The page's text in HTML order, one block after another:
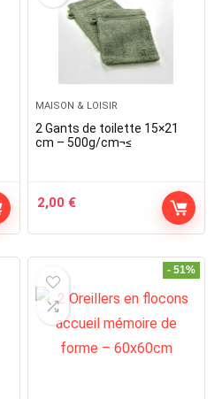
MAISON & LOISIR
2 Gants de toilette 15×21
cm – 500g/cm¬≤
2,00 €
- 51%